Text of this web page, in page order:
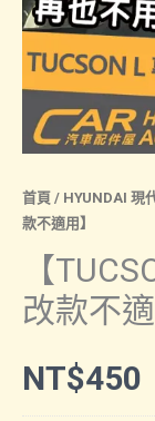
首頁 / HYUNDAI 現
款不適用】
【
改款不適
NT$450